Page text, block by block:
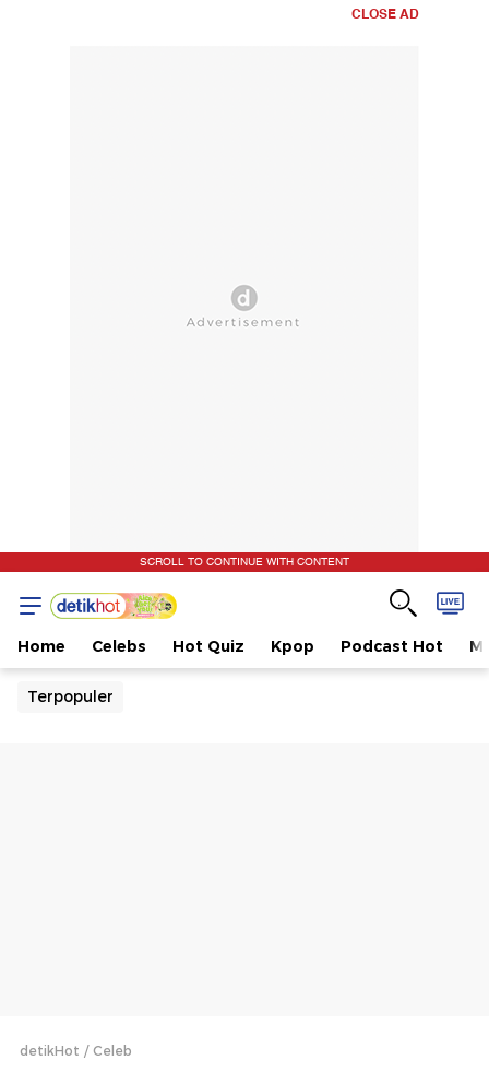
CLOSE AD
SCROLL TO CONTINUE WITH CONTENT
Home Celebs Hot Quiz Kpop Podcast Hot
Terpopuler
detikHot Celeb